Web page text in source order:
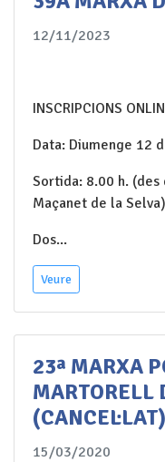
12/11/2023
INSCRIPCIONS
Data: Diumenge 12
Sortida: 8.00 h.
Maçanet de la Selva)
Dos...
Veure
23ª MARXA
MARTORELL
(CANCEL·LAT)
15/03/2020